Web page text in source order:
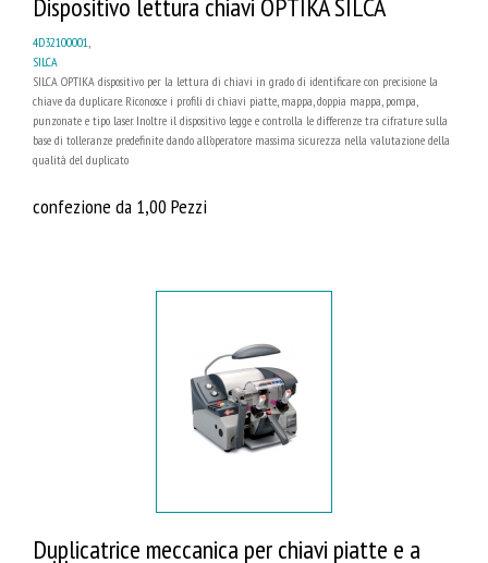
4D32100001
SILCA
SILCA OPTIKA dispositivo per la lettura di chiavi in grado di identificare con precisione la
chiave da duplicare. Riconosce i profili di chiavi piatte, mappa, doppia mappa, pompa,
punzonate e tipo laser. Inoltre il dispositivo legge e controlla le differenze tra cifrature sulla
base di tolleranze predefinite dando all'operatore massima sicurezza nella valutazione della
qualità del duplicato
confezione da 1,00 Pezzi
Duplicatrice meccanica per chiavi piatte e a